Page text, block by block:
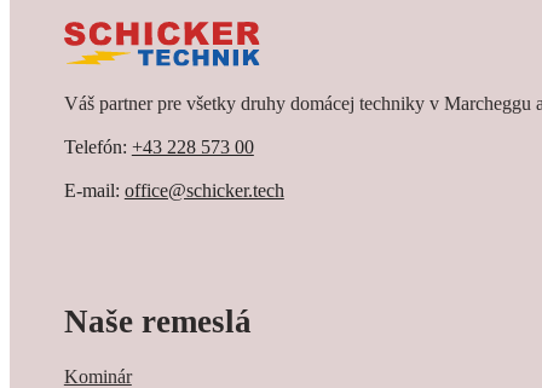
Váš partner pre všetky druhy domácej techniky v Marcheggu
Telefón: +43 228 573 00
E-mail: office@schicker.tech
Naše remeslá
Kominár